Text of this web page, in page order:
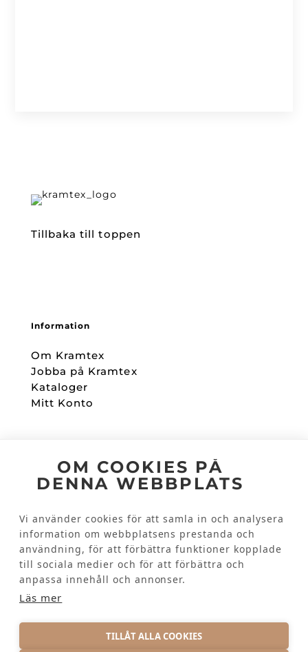
OM COOKIES PÅ
DENNA WEBBPLATS
Vi använder cookies för att samla in och analysera
information om webbplatsens prestanda och
användning, för att förbättra funktioner kopplade
till sociala medier och för att förbättra och
anpassa innehåll och annonser.
Läs mer
TILLÅT ALLA COOKIES
Tillbaka till toppen
Information
Om Kramtex
Jobba på Kramtex
Kataloger
Mitt Konto
Facebook
Kundinformation
Kontakta oss